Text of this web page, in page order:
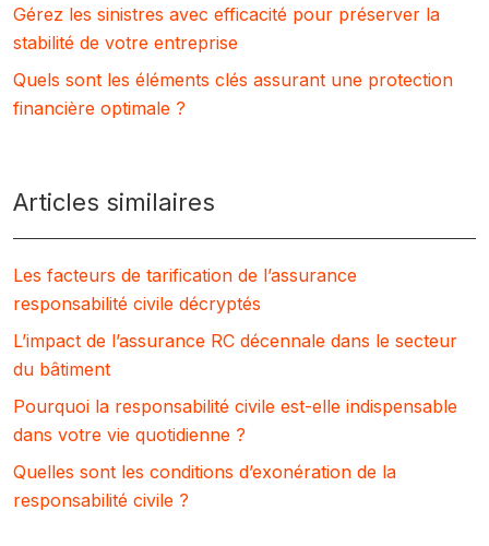
Gérez les sinistres avec efficacité pour préserver la
stabilité de votre entreprise
Quels sont les éléments clés assurant une protection
financière optimale ?
Articles similaires
Les facteurs de tarification de l’assurance
responsabilité civile décryptés
L’impact de l’assurance RC décennale dans le secteur
du bâtiment
Pourquoi la responsabilité civile est-elle indispensable
dans votre vie quotidienne ?
Quelles sont les conditions d’exonération de la
responsabilité civile ?